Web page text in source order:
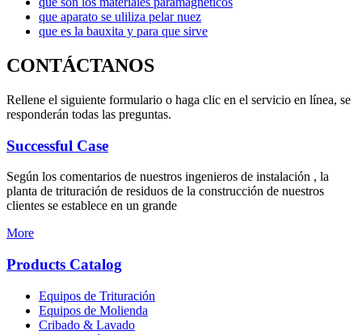
que aparato se uliliza pelar nuez
que es la bauxita y para que sirve
CONTÁCTANOS
Rellene el siguiente formulario o haga clic en el servicio en línea, se
responderán todas las preguntas.
Successful Case
Según los comentarios de nuestros ingenieros de instalación , la
planta de trituración de residuos de la construcción de nuestros
clientes se establece en un grande
More
Products Catalog
Equipos de Trituración
Equipos de Molienda
Cribado & Lavado